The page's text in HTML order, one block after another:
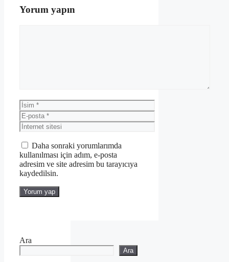
Yorum yapın
İsim
E-
posta
İnternet
sitesi
Daha sonraki yorumlarımda
kullanılması için adım, e-posta
adresim ve site adresim bu tarayıcıya
kaydedilsin.
Ara
Ara